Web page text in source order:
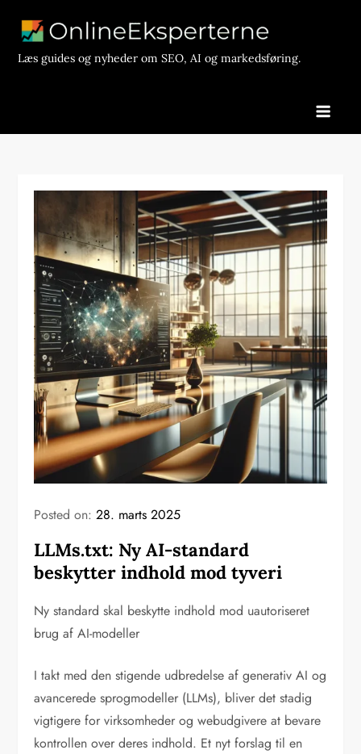
contentLæs guides og nyheder om SEO, AI og markedsføring.
Posted on:28. marts 2025
LLMs.txt: Ny AI-standard
beskytter indhold mod tyveri
Ny standard skal beskytte indhold mod uautoriseret
brug af AI-modeller
I takt med den stigende udbredelse af generativ AI og
avancerede sprogmodeller (LLMs), bliver det stadig
vigtigere for virksomheder og webudgivere at bevare
kontrollen over deres indhold. Et nyt forslag til en